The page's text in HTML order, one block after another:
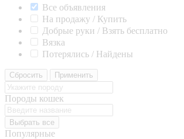
Все объявления
На продажу / Купить
Добрые руки / Взять бесплатно
Вязка
Потерялись / Найдены
Сбросить Применить
Породы кошек
Выбрать все
Популярные